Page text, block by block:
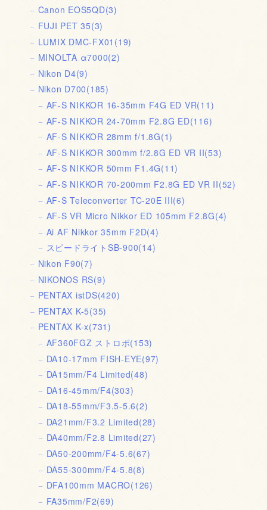
Canon EOS5QD(3)
FUJI PET 35(3)
LUMIX DMC-FX01 (19)
MINOLTA α7000(2)
Nikon D4(9)
Nikon D700(185)
AF-S NIKKOR 16-35mm F4G ED VR(11)
AF-S NIKKOR 24-70mm F2.8G ED(116)
AF-S NIKKOR 28mm f/1.8G(1)
AF-S NIKKOR 300mm f/2.8G ED VR II(53)
AF-S NIKKOR 50mm F1.4G(11)
AF-S NIKKOR 70-200mm F2.8G ED VR II(52)
AF-S Teleconverter TC-20E III(6)
AF-S VR Micro Nikkor ED 105mm F2.8G(4)
Ai AF Nikkor 35mm F2D(4)
スピードライトSB-900(14)
Nikon F90(7)
NIKONOS RS(9)
PENTAX istDS(420)
PENTAX K-5(35)
PENTAX K-x(731)
AF360FGZ ストロボ(153)
DA10-17mm FISH-EYE(97)
DA15mm/F4 Limited(48)
DA16-45mm/F4(303)
DA18-55mm/F3.5-5.6(2)
DA21mm/F3.2 Limited(28)
DA40mm/F2.8 Limited(27)
DA50-200mm/F4-5.6(67)
DA55-300mm/F4-5.8(8)
DFA100mm MACRO(126)
FA35mm/F2(69)